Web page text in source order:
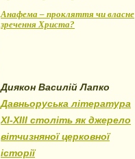
Анафема – прокляття чи власне
зречення Христа?
Диякон Василій Лапко
Давньоруська література
XI-XIII століть як джерело
вітчизняної церковної
історії